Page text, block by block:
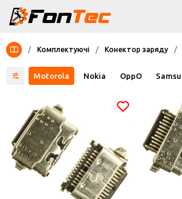
Motorola Nokia OppO
/ Комплектуючі / Конектор заряду /